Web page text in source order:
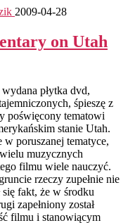
2009-04-28
on Utah
płytka dvd,
śpieszę z
poświęcony tematowi
stanie Utah.
poruszanej tematyce,
muzycznych
filmu wiele nauczyć.
rzeczy zupełnie nie
się fakt, że w środku
zapełniony został
filmu i stanowiącym